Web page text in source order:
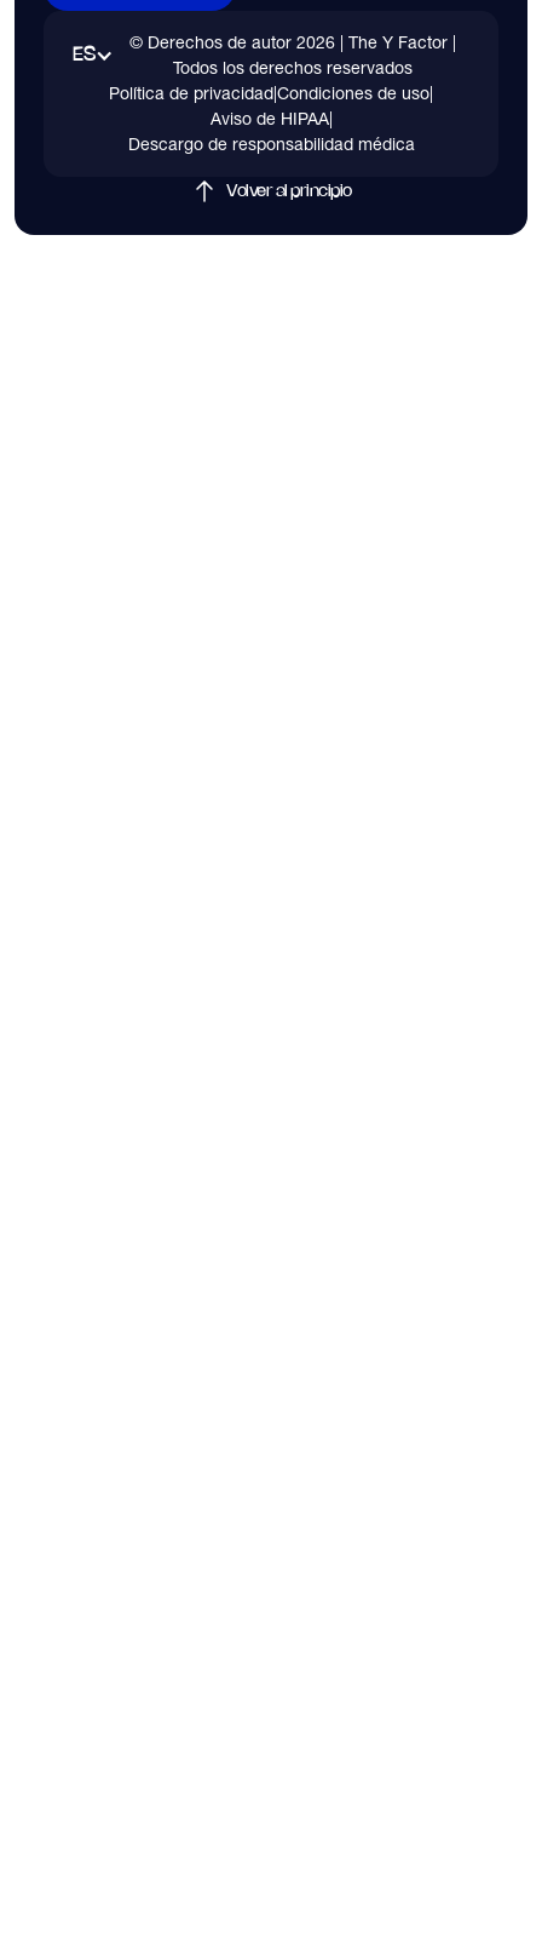
ES
© Derechos de autor2026 | The Y Factor |
Todos los derechos reservados
Política de privacidad|Condiciones de uso|
Aviso de HIPAA|
Descargo de responsabilidad médica
Volver al principio